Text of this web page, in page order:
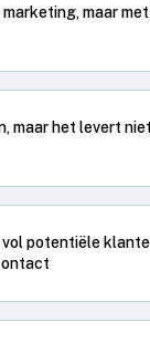
marketing, maar
maar het levert
vol potentiële